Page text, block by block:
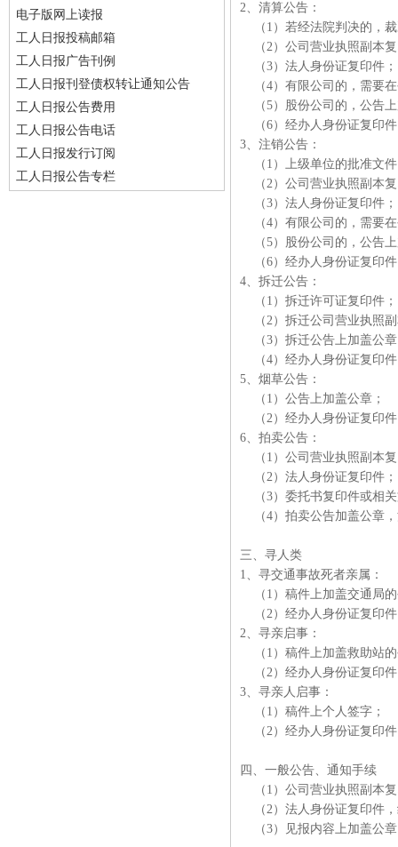
电子版网上读报
工人日报投稿邮箱
工人日报广告刊例
工人日报刊登债权转让通知公告
工人日报公告费用
工人日报公告电话
工人日报发行订阅
工人日报公告专栏
2、清算公告：
（1）若经法院判决的，
（2）公司营业执照副本
（3）法人身份证复印件
（4）有限公司的，需要
（5）股份公司的，公告
（6）经办人身份证复印
3、注销公告：
（1）上级单位的批准文
（2）公司营业执照副本
（3）法人身份证复印件
（4）有限公司的，需要
（5）股份公司的，公告
（6）经办人身份证复印
4、拆迁公告：
（1）拆迁许可证复印件
（2）拆迁公司营业执照
（3）拆迁公告上加盖公
（4）经办人身份证复印
5、烟草公告：
（1）公告上加盖公章；
（2）经办人身份证复印
6、拍卖公告：
（1）公司营业执照副本
（2）法人身份证复印件
（3）委托书复印件或相
（4）拍卖公告加盖公章
三、寻人类
1、寻交通事故死者亲属：
（1）稿件上加盖交通局
（2）经办人身份证复印
2、寻亲启事：
（1）稿件上加盖救助站
（2）经办人身份证复印
3、寻亲人启事：
（1）稿件上个人签字；
（2）经办人身份证复印
四、一般公告、通知手续
（1）公司营业执照副本
（2）法人身份证复印件
（3）见报内容上加盖公